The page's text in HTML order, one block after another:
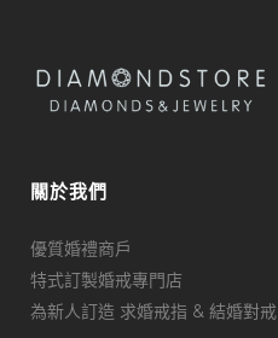
關於我們
優質婚禮商戶
特式訂製婚戒專門店
為新人訂造 求婚戒指 & 結婚對戒